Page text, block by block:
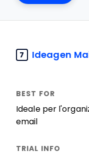
7 Ideagen
Ideale per
email